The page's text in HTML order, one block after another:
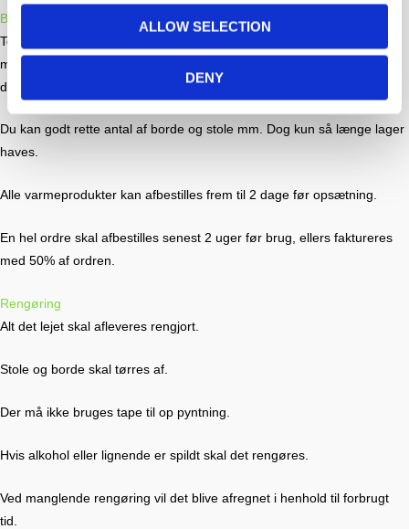
ALLOW SELECTION
DENY
Bestilling / Afbestilling
Teltet et først booket når der er modtaget en ordrebekræftelse via
mail. Når du bestiller accepterer du samtidig vores betingelser. Læs
dem under ”Betingelser”
Du kan godt rette antal af borde og stole mm. Dog kun så længe lager
haves.
Alle varmeprodukter kan afbestilles frem til 2 dage før opsætning.
En hel ordre skal afbestilles senest 2 uger før brug, ellers faktureres
med 50% af ordren.
Rengøring
Alt det lejet skal afleveres rengjort.
Stole og borde skal tørres af.
Der må ikke bruges tape til op pyntning.
Hvis alkohol eller lignende er spildt skal det rengøres.
Ved manglende rengøring vil det blive afregnet i henhold til forbrugt
tid.